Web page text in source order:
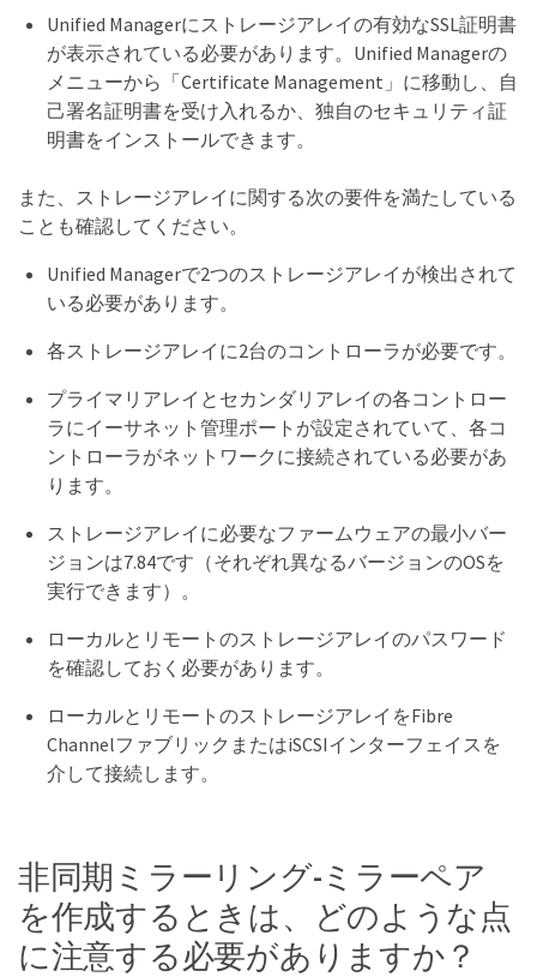
Unified Managerにストレージアレイの有効なSSL証明書
が表示されている必要があります。Unified Managerの
メニューから「Certificate Management」に移動し、自
己署名証明書を受け入れるか、独自のセキュリティ証
明書をインストールできます。
また、ストレージアレイに関する次の要件を満たしている
ことも確認してください。
Unified Managerで2つのストレージアレイが検出されて
いる必要があります。
各ストレージアレイに2台のコントローラが必要です。
プライマリアレイとセカンダリアレイの各コントロー
ラにイーサネット管理ポートが設定されていて、各コ
ントローラがネットワークに接続されている必要があ
ります。
ストレージアレイに必要なファームウェアの最小バー
ジョンは7.84です（それぞれ異なるバージョンのOSを
実行できます）。
ローカルとリモートのストレージアレイのパスワード
を確認しておく必要があります。
ローカルとリモートのストレージアレイをFibre
ChannelファブリックまたはiSCSIインターフェイスを
介して接続します。
非同期ミラーリング-ミラーペア
を作成するときは、どのような点
に注意する必要がありますか？